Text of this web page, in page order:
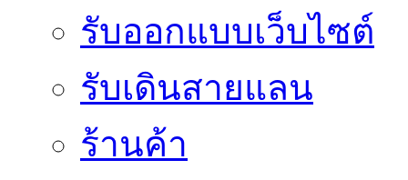
รับออกแบบเว็บไซต์
รับเดินสายแลน
ร้านค้า